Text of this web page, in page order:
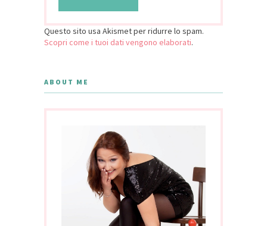
Questo sito usa Akismet per ridurre lo spam.
Scopri come i tuoi dati vengono elaborati.
ABOUT ME